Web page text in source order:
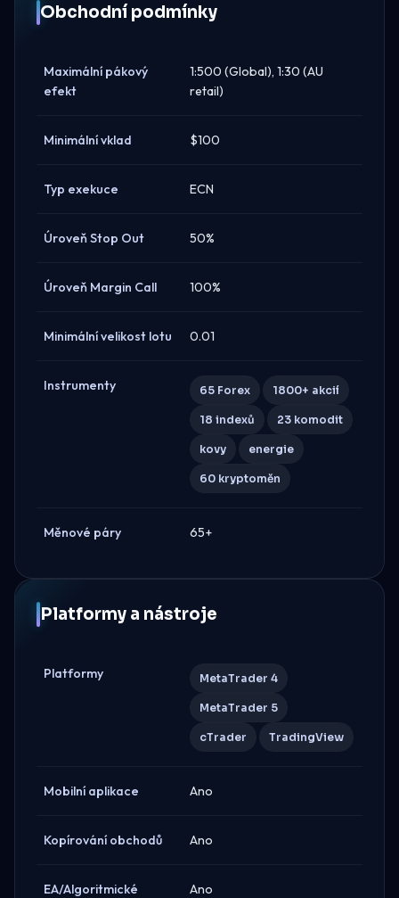
Obchodní podmínky
Maximální pákový
efekt
1:500 (Global), 1:30 (AU
retail)
Minimální vklad $100
Typ exekuce ECN
Úroveň Stop Out 50%
Úroveň Margin Call 100%
Minimální velikost lotu 0.01
Instrumenty 65 Forex 1800+ akcií
18 indexů 23 komodit
kovy energie
60 kryptoměn
Měnové páry 65+
Platformy a nástroje
Platformy MetaTrader 4
MetaTrader 5
cTrader TradingView
Mobilní aplikace Ano
Kopírování obchodů Ano
EA/Algoritmické
Ano